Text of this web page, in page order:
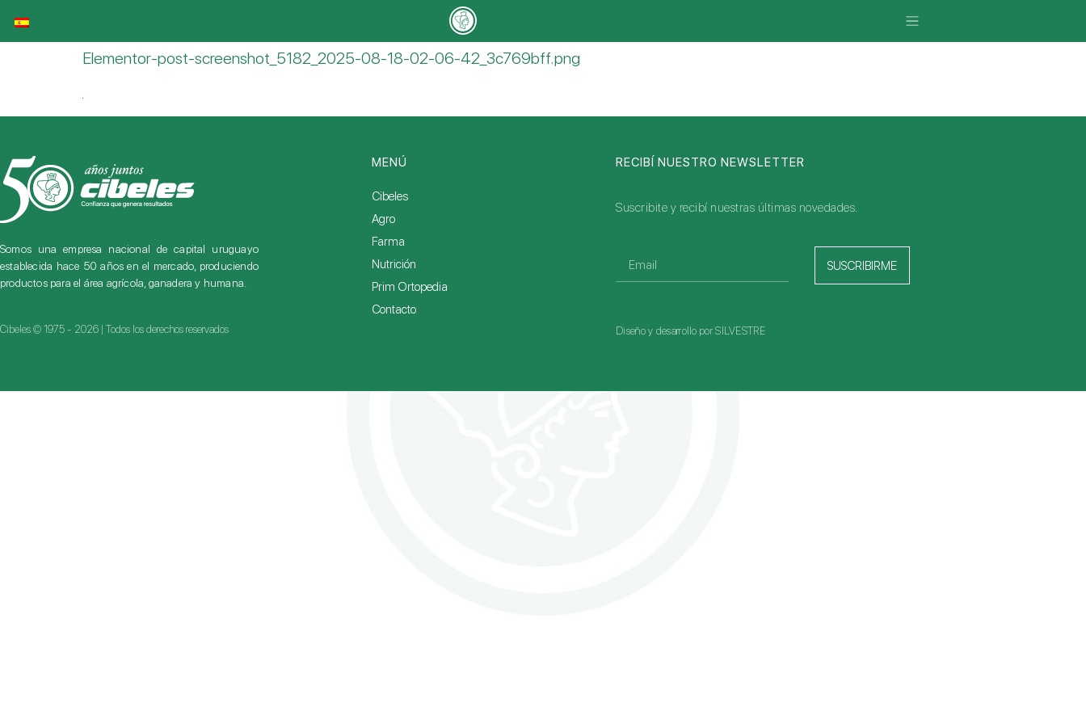
Elementor-post-screenshot_5182_2025-08-18-02-06-42_3c769bff.png
Somos una empresa nacional de capital uruguayo
establecida hace 50 años en el mercado, produciendo
productos para el área agrícola, ganadera y humana.
Cibeles © 1975 - 2026 | Todos los derechos reservados
MENÚ
Cibeles
Agro
Farma
Nutrición
Prim Ortopedia
Contacto
RECIBÍ NUESTRO NEWSLETTER
Suscribite y recibí nuestras últimas novedades.
SUSCRIBIRME
Diseño y desarrollo por SILVESTRE